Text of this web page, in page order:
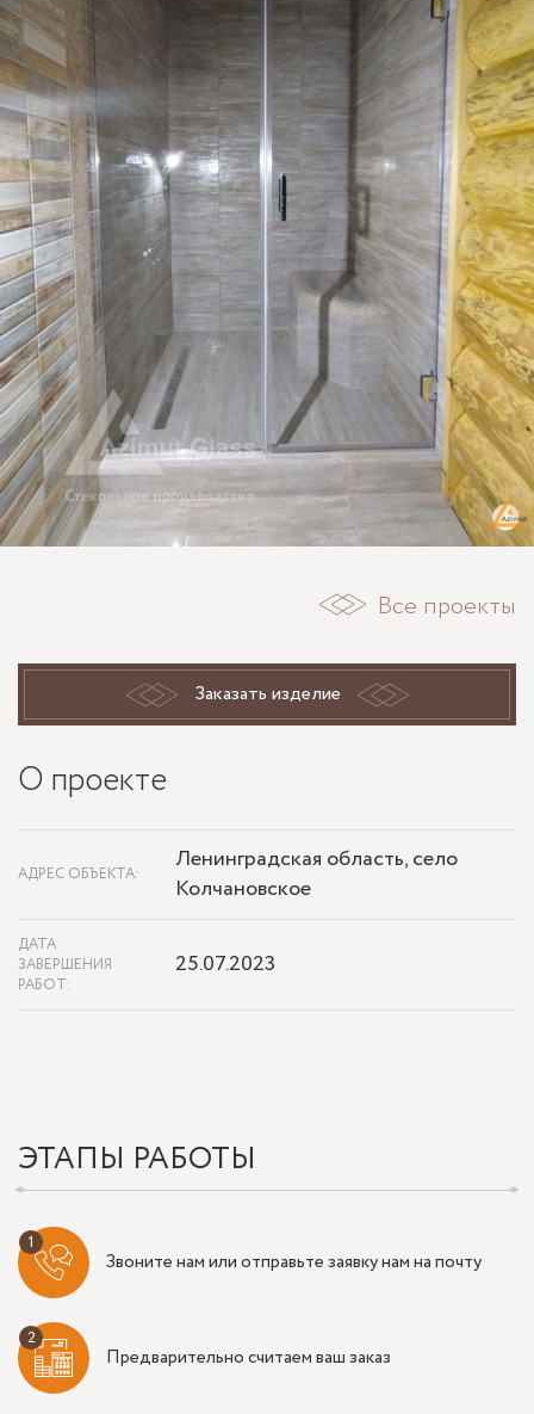
Все проекты
Заказать изделие
О проекте
АДРЕС ОБЪЕКТА:
Ленинградская область, село
Колчановское
ДАТА
ЗАВЕРШЕНИЯ
РАБОТ:
25.07.2023
ЭТАПЫ РАБОТЫ
Звоните нам или отправьте заявку нам на почту
Предварительно считаем ваш заказ